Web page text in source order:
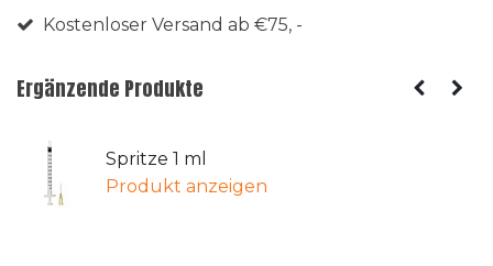
Kostenloser Versand ab €75, -
Ergänzende Produkte
Spritze 1 ml
Produkt anzeigen